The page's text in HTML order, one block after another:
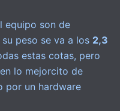
equipo son de
peso se va a los 2,3
estas cotas, pero
lo mejorcito de
por un hardware